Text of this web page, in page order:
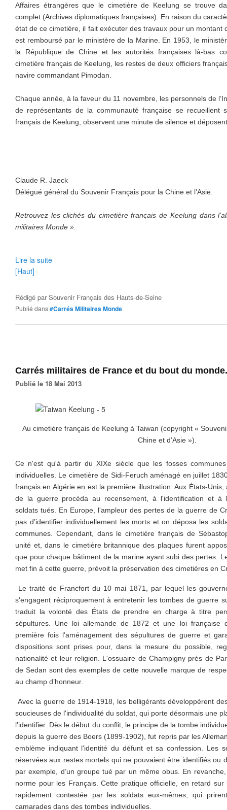
Affaires étrangères que le cimetière de Keelung se trouve
complet (Archives diplomatiques françaises). En raison du
état de ce cimetière, il fait exécuter des travaux pour un montant
est remboursé par le ministère de la Marine. En 1953, le
la République de Chine et les autorités françaises là-bas
cimetière français de Keelung, les restes de deux officiers
navire commandant Pimodan.
Chaque année, à la faveur du 11 novembre, les personnels de
de représentants de la communauté française se recueillent
français de Keelung, observent une minute de silence et
Claude R. Jaeck
Délégué général du Souvenir Français pour la Chine et l’Asie.
Retrouvez les clichés du cimetière français de Keelung dans
militaires Monde ».
Lire la suite
[Haut]
Rédigé parSouvenir Français des Hauts-de-Seine
Publié dans#Carrés Militaires Monde
Carrés militaires de France et du bout du monde.
Publié le 18 Mai 2013
Au cimetière français de Keelung à Taiwan (copyright «
Chine et d’Asie »).
Ce n'est qu'à partir du XIXe siècle que les fosses
individuelles. Le cimetière de Sidi-Feruch aménagé en juillet
français en Algérie en est la première illustration. Aux États-
de la guerre procéda au recensement, à l'identification et à
soldats tués. En Europe, l'ampleur des pertes de la guerre de
pas d’identifier individuellement les morts et on déposa les
communes. Cependant, dans le cimetière français de
unité et, dans le cimetière britannique des plaques furent
que pour chaque bâtiment de la marine ayant subi des pertes.
met fin à cette guerre, prévoit la préservation des cimetières en
Le traité de Francfort du 10 mai 1871, par lequel les
s'engagent réciproquement à entretenir les tombes de guerre
traduit la volonté des États de prendre en charge à titre
sépultures. Une loi allemande de 1872 et une loi française
première fois l'aménagement des sépultures de guerre et
dispositions sont prises pour, dans la mesure du possible,
nationalité et leur religion. L'ossuaire de Champigny près de
de Sedan sont des exemples de cette nouvelle marque de
au champ d’honneur.
Avec la guerre de 1914-1918, les belligérants développèrent
soucieuses de l'individualité du soldat, qui porte désormais une
l'identifier. Dès le début du conflit, le principe de la tombe
depuis la guerre des Boers (1899-1902), fut repris par les
emblème indiquant l'identité du défunt et sa confession. Les
réservées aux restes mortels qui ne pouvaient être identifiés ou
par exemple, d’un groupe tué par un même obus. En
norme pour les Français. Cette pratique officielle, en retard
rapidement contestée par les soldats eux-mêmes, qui
camarades dans des tombes individuelles.